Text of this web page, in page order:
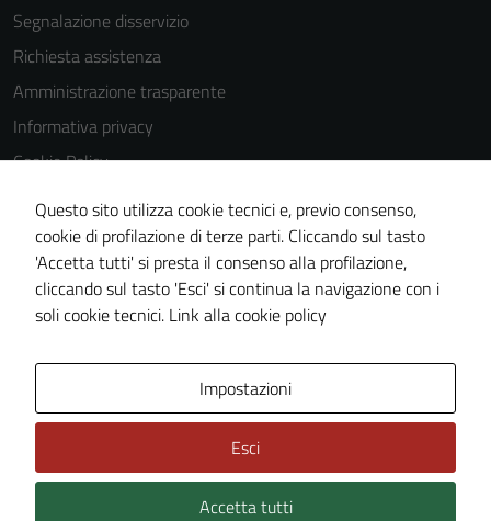
Segnalazione disservizio
Richiesta assistenza
Amministrazione trasparente
Informativa privacy
Cookie Policy
Note legali
Dichiarazione di accessibilità
Piano di miglioramento del sito
Statistiche sito web
Technical Design s.r.l.
Questo sito utilizza cookie tecnici e, previo consenso,
cookie di profilazione di terze parti. Cliccando sul tasto
'Accetta tutti' si presta il consenso alla profilazione,
cliccando sul tasto 'Esci' si continua la navigazione con i
soli cookie tecnici. Link alla cookie policy
Impostazioni
Esci
Accetta tutti